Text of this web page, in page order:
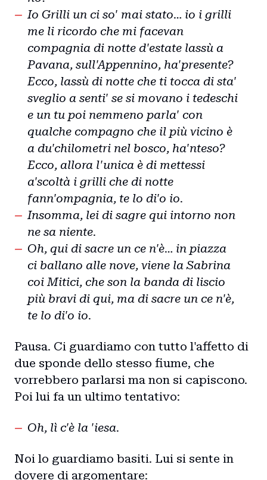
Io Grilli un ci so' mai stato… io i grilli
me li ricordo che mi facevan
compagnia di notte d'estate lassù a
Pavana, sull'Appennino, ha'presente?
Ecco, lassù di notte che ti tocca di sta'
sveglio a senti' se si movano i tedeschi
e un tu poi nemmeno parla' con
qualche compagno che il più vicino è
a du'chilometri nel bosco, ha'nteso?
Ecco, allora l'unica è di mettessi
a'scoltà i grilli che di notte
fann'ompagnia, te lo di'o io.
Insomma, lei di sagre qui intorno non
ne sa niente.
Oh, qui di sacre un ce n'è… in piazza
ci ballano alle nove, viene la Sabrina
coi Mitici, che son la banda di liscio
più bravi di qui, ma di sacre un ce n'è,
te lo di'o io.
Pausa. Ci guardiamo con tutto l'affetto di
due sponde dello stesso fiume, che
vorrebbero parlarsi ma non si capiscono.
Poi lui fa un ultimo tentativo:
Oh, lì c'è la 'iesa.
Noi lo guardiamo basiti. Lui si sente in
dovere di argomentare: